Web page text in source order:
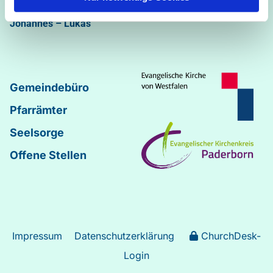
Markus
Johannes–Lukas
Gemeindebüro
Pfarrämter
Seelsorge
Offene Stellen
Impressum Datenschutzerklärung
ChurchDesk-
Login